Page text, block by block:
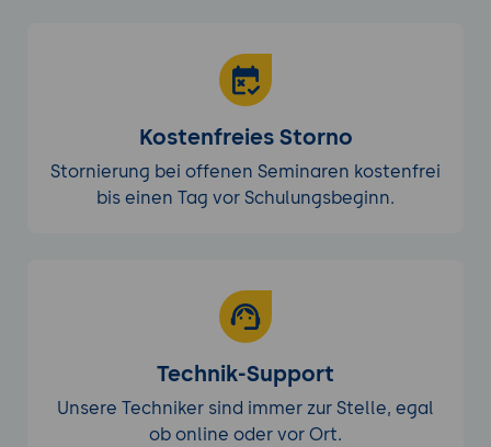
Kostenfreies Storno
Stornierung bei offenen Seminaren kostenfrei
bis einen Tag vor Schulungsbeginn.
Technik-Support
Unsere Techniker sind immer zur Stelle, egal
ob online oder vor Ort.